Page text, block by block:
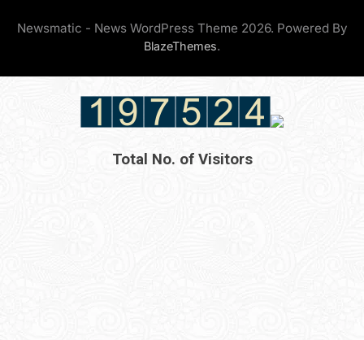
Newsmatic - News WordPress Theme 2026. Powered By
BlazeThemes.
Total No. of Visitors